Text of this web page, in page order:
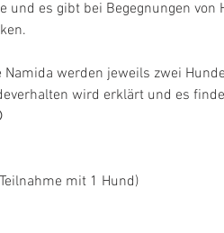
und es gibt bei Begegnungen
werden jeweils zwei
wird erklärt und es
mit 1 Hund)